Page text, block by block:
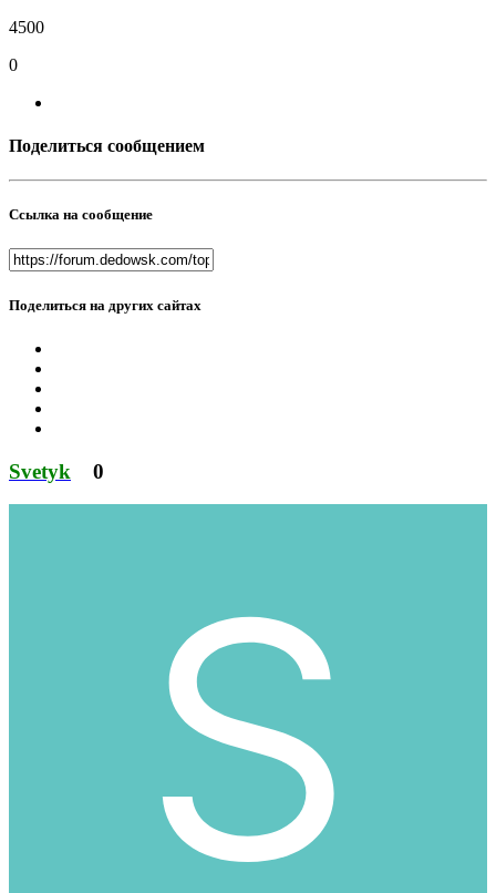
4500
0
Поделиться сообщением
Ссылка на сообщение
Поделиться на других сайтах
Svetyk 0